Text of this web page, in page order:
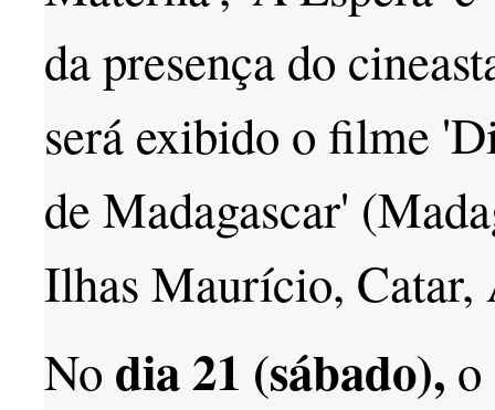
da presença do
será exibido o filme
de Madagascar'
Ilhas Maurício,
No dia 21 (sábado),